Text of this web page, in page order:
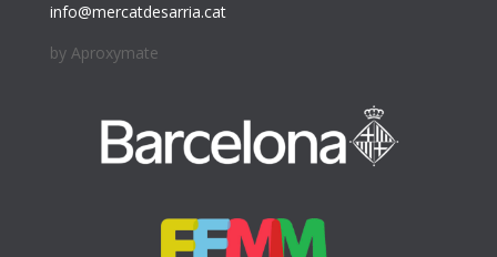
info@mercatdesarria.cat
by Aproxymate